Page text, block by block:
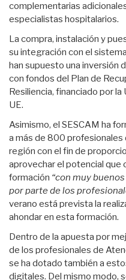
complementarias
especialistas hospitalarios.
La compra, instalación y
su integración con el
han supuesto una inversión
con fondos del Plan de
Resiliencia, financiado por
UE.
Asimismo, el SESCAM ha
a más de 800 profesionales
región con el fin de
aprovechar el potencial que
formación “con muy
por parte de los
verano está prevista la
ahondar en esta formación.
Dentro de la apuesta por
de los profesionales de
se ha dotado también a
digitales. Del mismo modo,